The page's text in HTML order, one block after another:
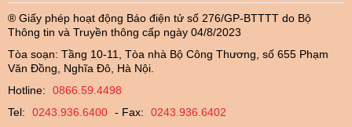
® Giấy phép hoạt động Báo điện tử số 276/GP-BTTTT do Bộ
Thông tin và Truyền thông cấp ngày 04/8/2023
Tòa soạn: Tầng 10-11, Tòa nhà Bộ Công Thương, số 655 Phạm
Văn Đồng, Nghĩa Đô, Hà Nội.
Hotline:
0866.59.4498
Tel:
0243.936.6400 - Fax: 0243.936.6402